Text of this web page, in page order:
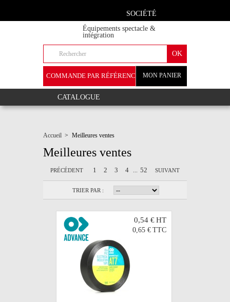
SOCIÉTÉ
Équipements spectacle &
intégration
MON PANIER
COMMANDE PAR RÉFÉRENCE
CATALOGUE
Accueil > Meilleures ventes
Meilleures ventes
PRÉCÉDENT 1 2 3 4 ... 52 SUIVANT
TRIER PAR :
0,54 €HT
0,65 € TTC